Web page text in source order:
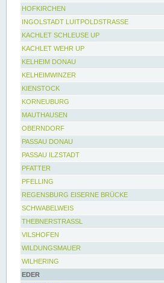
HOFKIRCHEN
INGOLSTADT LUITPOLDSTRASSE
KACHLET SCHLEUSE UP
KACHLET WEHR UP
KELHEIM DONAU
KELHEIMWINZER
KIENSTOCK
KORNEUBURG
MAUTHAUSEN
OBERNDORF
PASSAU DONAU
PASSAU ILZSTADT
PFATTER
PFELLING
REGENSBURG EISERNE BRÜCKE
SCHWABELWEIS
THEBNERSTRASSL
VILSHOFEN
WILDUNGSMAUER
WILHERING
EDER